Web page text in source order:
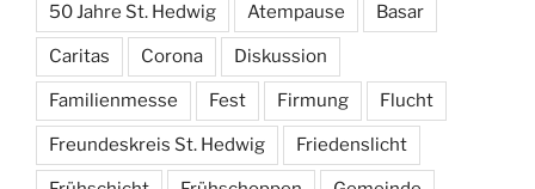
50 Jahre St. Hedwig Atempause Basar
Caritas Corona Diskussion
Familienmesse Fest Firmung Flucht
Freundeskreis St. Hedwig Friedenslicht